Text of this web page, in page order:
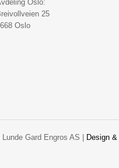
Oslo:
25
Oslo
Gard Engros AS | Design &